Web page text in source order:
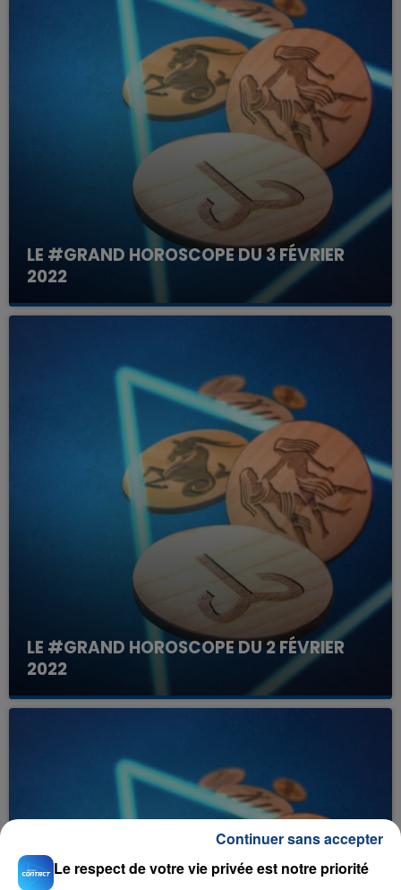
LE #GRAND HOROSCOPE DU 3 FÉVRIER
2022
Votre horoscope du jour
LE #GRAND HOROSCOPE DU 2 FÉVRIER
2022
Votre horoscope du jour
Le respect de votre vie privée est notre priorité
Continuer sans accepter